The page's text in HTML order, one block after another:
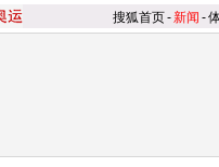
搜狐首页-新闻 -